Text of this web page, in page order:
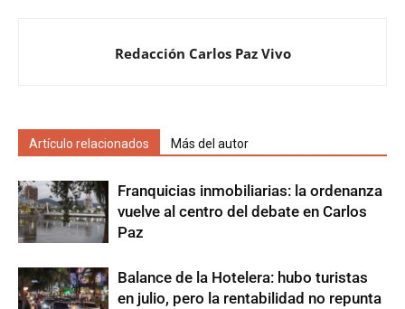
Redacción Carlos Paz Vivo
Artículo relacionados Más del autor
Franquicias inmobiliarias: la ordenanza
vuelve al centro del debate en Carlos
Paz
Balance de la Hotelera: hubo turistas
en julio, pero la rentabilidad no repunta